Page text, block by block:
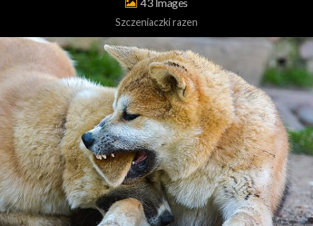
43
Szczeniaczki razen